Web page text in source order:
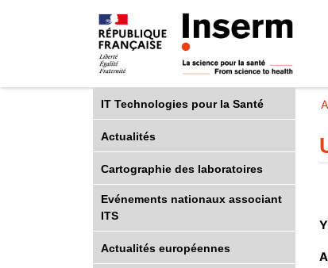
IT Technologies pour la Santé
Actualités
Cartographie des laboratoires
Evénements nationaux associant
ITS
Actualités européennes